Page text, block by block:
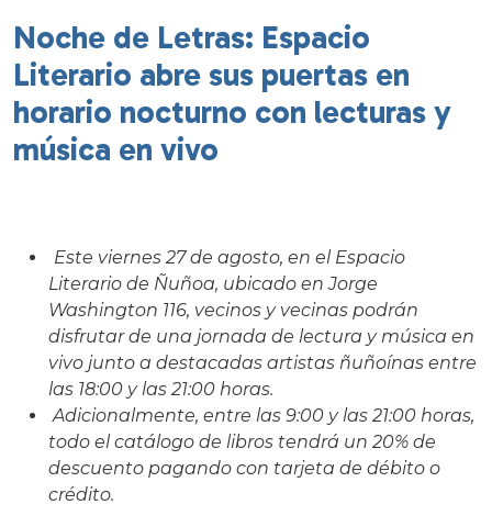
Noche de Letras: Espacio
Literario abre sus puertas en
horario nocturno con lecturas y
música en vivo
Este viernes 27 de agosto, en el Espacio
Literario de Ñuñoa, ubicado en Jorge
Washington 116, vecinos y vecinas podrán
disfrutar de una jornada de lectura y música en
vivo junto a destacadas artistas ñuñoínas entre
las 18:00 y las 21:00 horas.
Adicionalmente, entre las 9:00 y las 21:00 horas,
todo el catálogo de libros tendrá un 20% de
descuento pagando con tarjeta de débito o
crédito.